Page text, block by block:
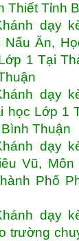
Thiết Tỉnh
dạy
Nấu Ăn,
1 Tại
dạy
học Lớp 1
Thuận
dạy
Vũ, Môn
Phố
dạy
trường